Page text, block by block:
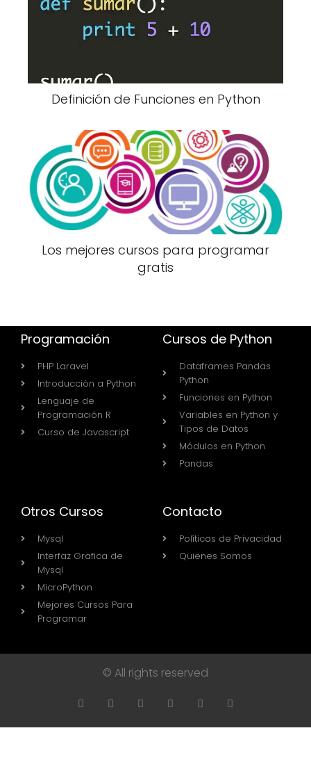
Definición de Funciones en Python
Los mejores cursos para programar
gratis
Programación
PHP Laravel
Introducción a Python
Lenguaje de
Programación R
Curso de Javascript
Cursos de Python
Dataframes Pandas
Python
Funciones en Python
Variables en Python y
Tipos de Datos
Módulos en Python
Pandas
Otros Cursos
Mysql
Interfaz Grafica de
Mysql
MicroPython
Mejores Cursos Para
Programar
Contacto
Políticas de Privacidad
Quienes Somos
© All rights reserved